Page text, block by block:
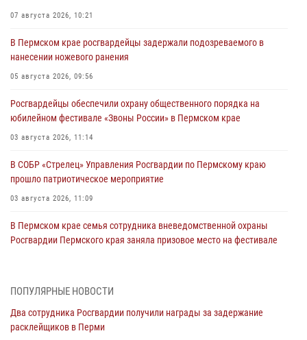
07 августа 2026, 10:21
В Пермском крае росгвардейцы задержали подозреваемого в
нанесении ножевого ранения
05 августа 2026, 09:56
Росгвардейцы обеспечили охрану общественного порядка на
юбилейном фестивале «Звоны России» в Пермском крае
03 августа 2026, 11:14
В СОБР «Стрелец» Управления Росгвардии по Пермскому краю
прошло патриотическое мероприятие
03 августа 2026, 11:09
В Пермском крае семья сотрудника вневедомственной охраны
Росгвардии Пермского края заняла призовое место на фестивале
юных спортсменов
03 августа 2026, 10:59
ПОПУЛЯРНЫЕ НОВОСТИ
Два сотрудника Росгвардии получили награды за задержание
расклейщиков в Перми